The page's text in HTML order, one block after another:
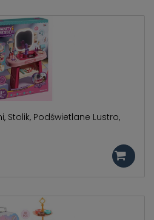
Stolik, Podświetlane Lustro,